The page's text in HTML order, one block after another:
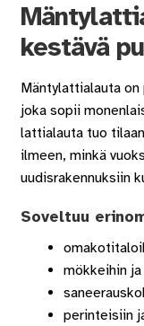
sivulla.
kestävä
Mäntylattialauta
joka sopii
lattialauta tuo
ilmeen, minkä
uudisrakennuksiin
Soveltuu
mökkeihin
perinteisiin